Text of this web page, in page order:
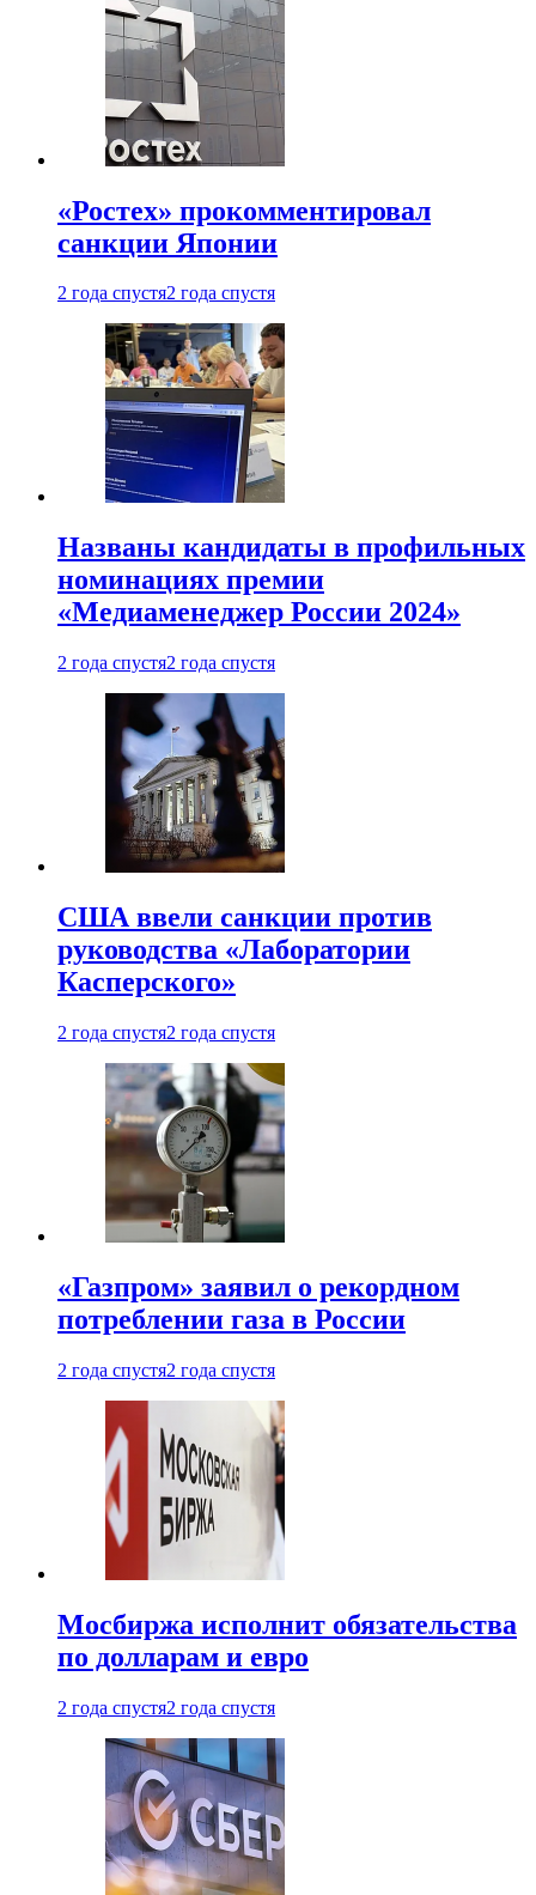
«Ростех» прокомментировал
санкции Японии
2 года спустя2 года спустя
Названы кандидаты в профильных
номинациях премии
«Медиаменеджер России 2024»
2 года спустя2 года спустя
США ввели санкции против
руководства «Лаборатории
Касперского»
2 года спустя2 года спустя
«Газпром» заявил о рекордном
потреблении газа в России
2 года спустя2 года спустя
Мосбиржа исполнит обязательства
по долларам и евро
2 года спустя2 года спустя